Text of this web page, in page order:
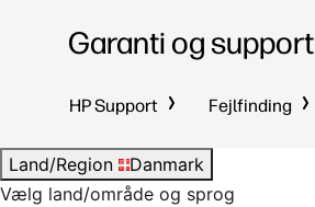
Garanti og support
HP Support Fejlfinding
Land/Region
Danmark
Vælg land/område og sprog